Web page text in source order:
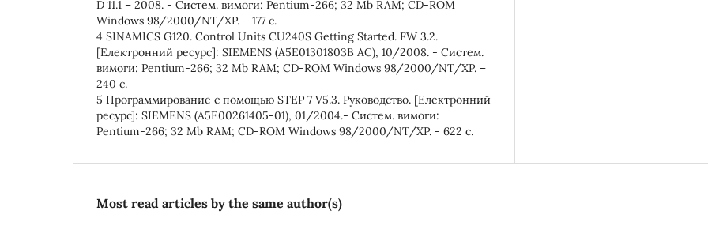
D 11.1 – 2008. - Систем. вимоги: Pentium-266; 32 Mb RAM; CD-ROM
Windows 98/2000/NT/XP. – 177 с.
4 SINAMICS G120. Control Units CU240S Getting Started. FW 3.2.
[Електронний ресурс]: SIEMENS (A5E01301803B AC), 10/2008. - Систем.
вимоги: Pentium-266; 32 Mb RAM; CD-ROM Windows 98/2000/NT/XP. –
240 с.
5 Программирование с помощью STEP 7 V5.3. Руководство. [Електронний
ресурс]: SIEMENS (А5Е00261405-01), 01/2004.- Систем. вимоги:
Pentium-266; 32 Mb RAM; CD-ROM Windows 98/2000/NT/XP. - 622 с.
Most read articles by the same author(s)